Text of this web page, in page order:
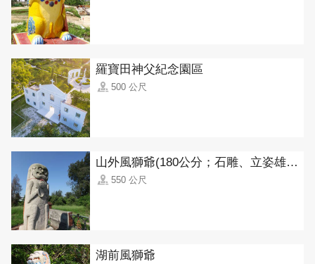
羅寶田神父紀念園區
500 公尺
山外風獅爺(180公分；石雕、立姿雄獅)
550 公尺
湖前風獅爺